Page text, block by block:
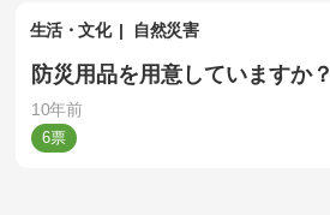
生活・文化 自然災害
防災用品を用意していますか？
10年前
6